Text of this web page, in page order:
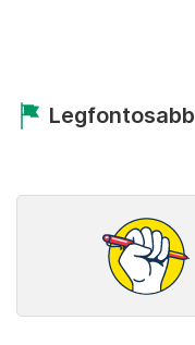
Legfontosabb